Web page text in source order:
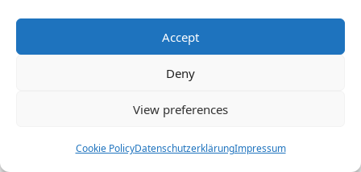
Accept
Deny
View preferences
Cookie PolicyDatenschutzerklärungImpressum
Auswirkungen haben kann.
Psychische Belastung ist ein weiterer Faktor,
der in der Medizinische Informatik
Arbeitszeiten, Struktur- und